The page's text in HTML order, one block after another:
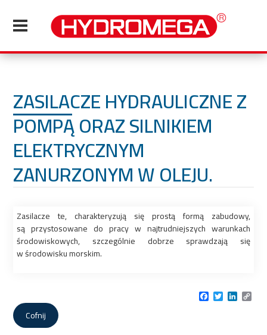
ZASILACZE HYDRAULICZNE Z
POMPĄ ORAZ SILNIKIEM
ELEKTRYCZNYM
ZANURZONYM W OLEJU.
Zasilacze te, charakteryzują się prostą formą zabudowy,
są przystosowane do pracy w najtrudniejszych warunkach
środowiskowych, szczególnie dobrze sprawdzają się
w środowisku morskim.
Facebook
Twitter
Link
Cofnij